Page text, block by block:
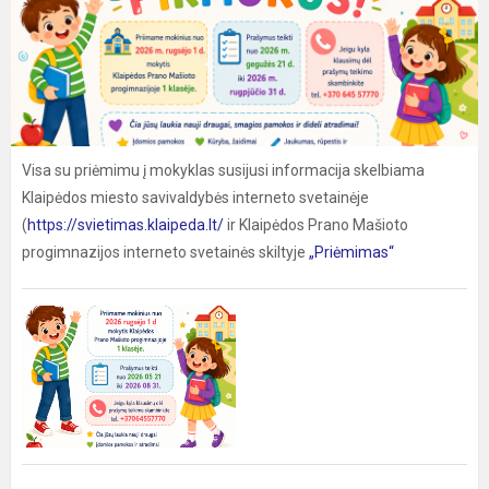
Visa su priėmimu į mokyklas susijusi informacija skelbiama
Klaipėdos miesto savivaldybės interneto svetainėje
(https://svietimas.klaipeda.lt/ir Klaipėdos Prano Mašioto
progimnazijos interneto svetainės skiltyje „Priėmimas“